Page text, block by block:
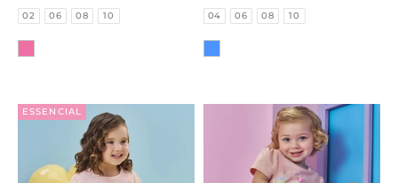
Shorts Embutido)
96790 Kukiê Infantil
Tamanhos
02 06 08 10
Embutido) 96682 Kukiê
Infantil Menina
Tamanhos
04 06 08 10
ESSENCIAL